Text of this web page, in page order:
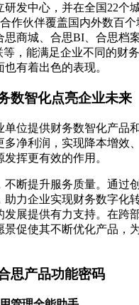
发中心，并在全国22个
作伙伴覆盖国内外数百
商城、合思BI、合思档
等，能满足企业不同的财
有着出色的表现。
数智化点亮企业未来
单位提供财务数智化产品
多净利润，实现降本增效
挥更有效的作用。
不断提升服务质量。通过
助力企业实现财务数字化
发展提供有力支持。在跨
景促使其不断优化产品，
思产品功能密码